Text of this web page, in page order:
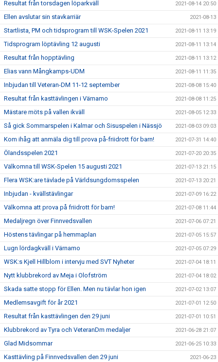
Resultat från torsdagen löparkväll 2021-08-14 20:50
Ellen avslutar sin stavkarriär 2021-08-13
Startlista, PM och tidsprogram till WSK-Spelen 2021 2021-08-11 13:19
Tidsprogram löptävling 12 augusti 2021-08-11 13:14
Resultat från hopptävling 2021-08-11 13:12
Elias vann Mångkamps-UDM 2021-08-11 11:35
Inbjudan till Veteran-DM 11-12 september 2021-08-08 15:40
Resultat från kasttävlingen i Värnamo 2021-08-08 11:25
Mästare möts på vallen ikväll 2021-08-05 12:33
Så gick Sommarspelen i Kalmar och Sisuspelen i Nässjö 2021-08-03 09:03
Kom ihåg att anmäla dig till prova på-friidrott för barn! 2021-07-31 14:40
Ölandsspelen 2021 2021-07-20 20:35
Välkomna till WSK-Spelen 15 augusti 2021 2021-07-13 21:15
Flera WSK:are tävlade på Världsungdomsspelen 2021-07-13 20:21
Inbjudan - kvällstävlingar 2021-07-09 16:22
Välkomna att prova på friidrott för barn! 2021-07-08 11:44
Medaljregn över Finnvedsvallen 2021-07-06 07:21
Höstens tävlingar på hemmaplan 2021-07-05 15:57
Lugn lördagkväll i Värnamo 2021-07-05 07:29
WSK:s Kjell Hillblom i intervju med SVT Nyheter 2021-07-04 18:11
Nytt klubbrekord av Meja i Olofström 2021-07-04 18:02
Skada satte stopp för Ellen. Men nu tävlar hon igen 2021-07-02 13:07
Medlemsavgift för år 2021 2021-07-01 12:50
Resultat från kasttävlingen den 29 juni 2021-07-01 10:51
Klubbrekord av Tyra och VeteranDm medaljer 2021-06-28 21:07
Glad Midsommar 2021-06-25 10:33
Kasttävling på Finnvedsvallen den 29 juni 2021-06-23